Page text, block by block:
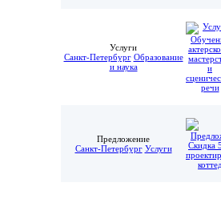
Услуги
Санкт-Петербург Образование
и наука
Предложение
Санкт-Петербург Услуги